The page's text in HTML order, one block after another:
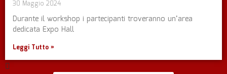
30 Maggio 2024
Durante il workshop i partecipanti troveranno un’area
dedicata Expo Hall
Leggi Tutto »